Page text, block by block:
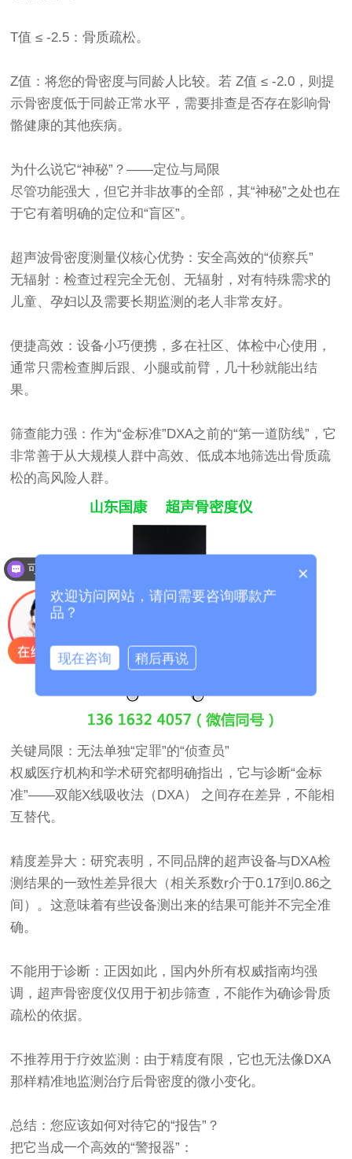
T值 ≤ -2.5：骨质疏松。
Z值：将您的骨密度与同龄人比较。若 Z值 ≤ -2.0，则提
示骨密度低于同龄正常水平，需要排查是否存在影响骨
骼健康的其他疾病。
为什么说它“神秘”？——定位与局限
尽管功能强大，但它并非故事的全部，其“神秘”之处也在
于它有着明确的定位和“盲区”。
超声波骨密度测量仪核心优势：安全高效的“侦察兵”
无辐射：检查过程完全无创、无辐射，对有特殊需求的
儿童、孕妇以及需要长期监测的老人非常友好。
便捷高效：设备小巧便携，多在社区、体检中心使用，
通常只需检查脚后跟、小腿或前臂，几十秒就能出结
果。
筛查能力强：作为“金标准”DXA之前的“第一道防线”，它
非常善于从大规模人群中高效、低成本地筛选出骨质疏
松的高风险人群。
关键局限：无法单独“定罪”的“侦查员”
权威医疗机构和学术研究都明确指出，它与诊断“金标
准”——双能X线吸收法（DXA） 之间存在差异，不能相
互替代。
精度差异大：研究表明，不同品牌的超声设备与DXA检
测结果的一致性差异很大（相关系数r介于0.17到0.86之
间）。这意味着有些设备测出来的结果可能并不完全准
确。
不能用于诊断：正因如此，国内外所有权威指南均强
调，超声骨密度仪仅用于初步筛查，不能作为确诊骨质
疏松的依据。
不推荐用于疗效监测：由于精度有限，它也无法像DXA
那样精准地监测治疗后骨密度的微小变化。
总结：您应该如何对待它的“报告”？
把它当成一个高效的“警报器”：
×
欢迎访问网站，请问需要咨询哪款产
品？
现在咨询 稍后再说